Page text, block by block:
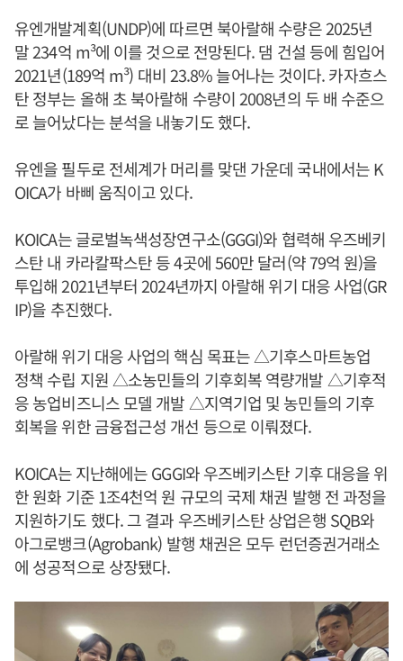
유엔개발계획(UNDP)에 따르면 북아랄해 수량은 2025년
말 234억 m³에 이를 것으로 전망된다. 댐 건설 등에 힘입어
2021년(189억 m³) 대비 23.8% 늘어나는 것이다. 카자흐스
탄 정부는 올해 초 북아랄해 수량이 2008년의 두 배 수준으
로 늘어났다는 분석을 내놓기도 했다.
유엔을 필두로 전세계가 머리를 맞댄 가운데 국내에서는 K
OICA가 바삐 움직이고 있다.
KOICA는 글로벌녹색성장연구소(GGGI)와 협력해 우즈베키
스탄 내 카라칼팍스탄 등 4곳에 560만 달러(약 79억 원)을
투입해 2021년부터 2024년까지 아랄해 위기 대응 사업(GR
IP)을 추진했다.
아랄해 위기 대응 사업의 핵심 목표는 △기후스마트농업
정책 수립 지원 △소농민들의 기후회복 역량개발 △기후적
응 농업비즈니스 모델 개발 △지역기업 및 농민들의 기후
회복을 위한 금융접근성 개선 등으로 이뤄졌다.
KOICA는 지난해에는 GGGI와 우즈베키스탄 기후 대응을 위
한 원화 기준 1조4천억 원 규모의 국제 채권 발행 전 과정을
지원하기도 했다. 그 결과 우즈베키스탄 상업은행 SQB와
아그로뱅크(Agrobank) 발행 채권은 모두 런던증권거래소
에 성공적으로 상장됐다.